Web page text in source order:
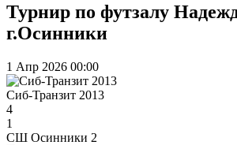
Турнир по футзалу
г.Осинники
1 Апр 2026 00:00
Сиб-Транзит 2013
4
1
СШ Осинники 2